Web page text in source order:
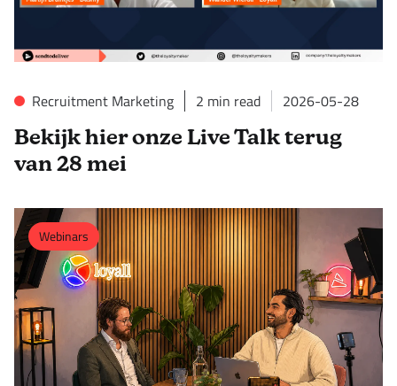
Recruitment Marketing 2 min read 2026-05-28
Bekijk hier onze Live Talk terug
van 28 mei
Webinars